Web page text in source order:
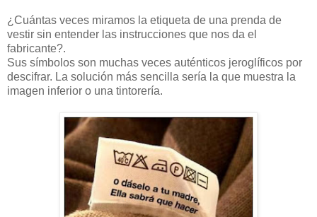
¿Cuántas veces miramos la etiqueta de una prenda de
vestir sin entender las instrucciones que nos da el
fabricante?.
Sus símbolos son muchas veces auténticos jeroglíficos por
descifrar. La solución más sencilla sería la que muestra la
imagen inferior o una tintorería.